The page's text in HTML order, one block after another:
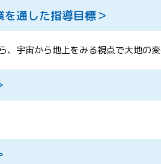
を通した指導目標＞
、宇宙から地上をみる視点で大地の